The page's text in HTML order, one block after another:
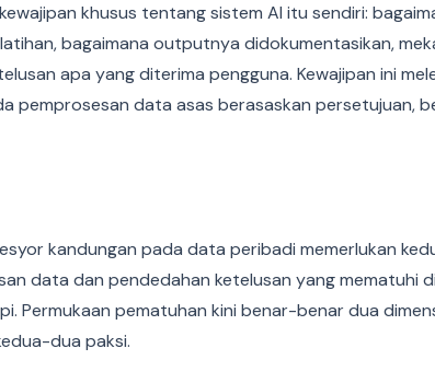
khusus tentang sistem AI itu sendiri:
bagaimana outputnya didokumentasikan,
apa yang diterima pengguna. Kewajipan ini
pemprosesan data asas berasaskan persetujuan,
kandungan pada data peribadi memerlukan
data dan pendedahan ketelusan yang mematuhi
Permukaan pematuhan kini benar-benar dua
dua paksi.